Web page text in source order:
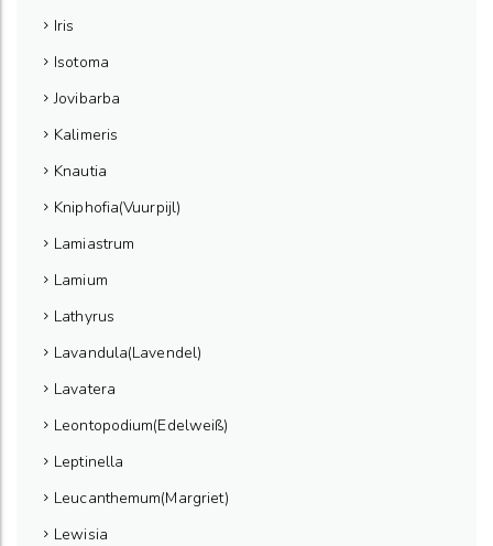
Iris
Isotoma
Jovibarba
Kalimeris
Knautia
Kniphofia(Vuurpijl)
Lamiastrum
Lamium
Lathyrus
Lavandula(Lavendel)
Lavatera
Leontopodium(Edelweiß)
Leptinella
Leucanthemum(Margriet)
Lewisia